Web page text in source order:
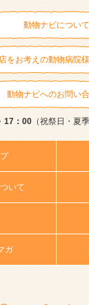
動物ナビについて
をお考えの動物病院
動物ナビへのお問い
17：00（祝祭日・夏
いて
ガ